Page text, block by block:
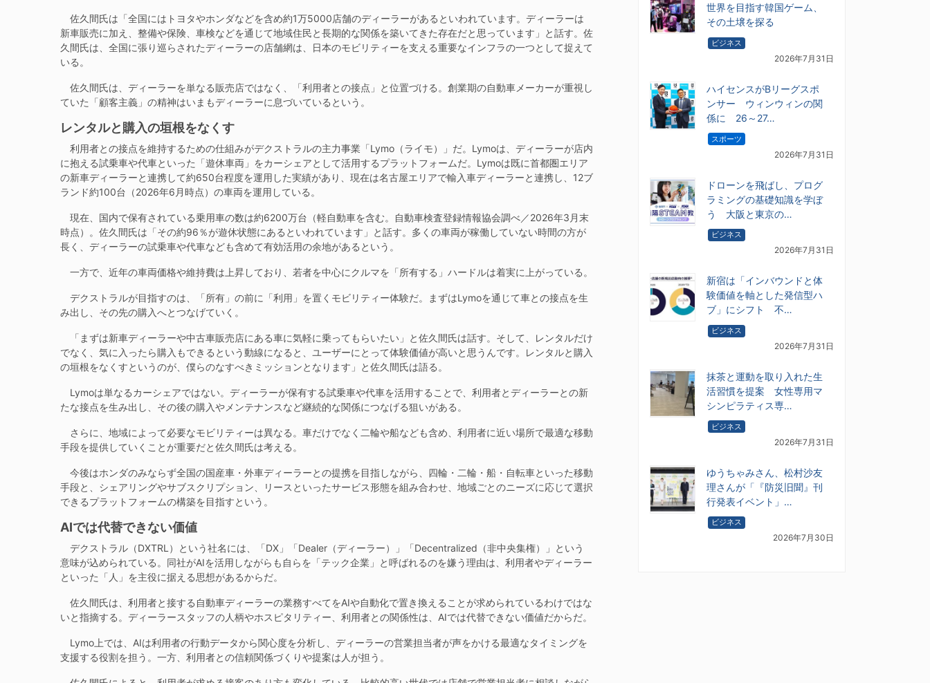
佐久間氏は「全国にはトヨタやホンダなどを含め約1万5000店舗のディーラーがあるといわれています。ディーラーは
新車販売に加え、整備や保険、車検などを通じて地域住民と長期的な関係を築いてきた存在だと思っています」と話す。佐
久間氏は、全国に張り巡らされたディーラーの店舗網は、日本のモビリティーを支える重要なインフラの一つとして捉えて
いる。
佐久間氏は、ディーラーを単なる販売店ではなく、「利用者との接点」と位置づける。創業期の自動車メーカーが重視し
ていた「顧客主義」の精神はいまもディーラーに息づいているという。
レンタルと購入の垣根をなくす
利用者との接点を維持するための仕組みがデクストラルの主力事業「Lymo（ライモ）」だ。Lymoは、ディーラーが店内
に抱える試乗車や代車といった「遊休車両」をカーシェアとして活用するプラットフォームだ。Lymoは既に首都圏エリア
の新車ディーラーと連携して約650台程度を運用した実績があり、現在は名古屋エリアで輸入車ディーラーと連携し、12ブ
ランド約100台（2026年6月時点）の車両を運用している。
現在、国内で保有されている乗用車の数は約6200万台（軽自動車を含む。自動車検査登録情報協会調べ／2026年3月末
時点）。佐久間氏は「その約96％が遊休状態にあるといわれています」と話す。多くの車両が稼働していない時間の方が
長く、ディーラーの試乗車や代車なども含めて有効活用の余地があるという。
一方で、近年の車両価格や維持費は上昇しており、若者を中心にクルマを「所有する」ハードルは着実に上がっている。
デクストラルが目指すのは、「所有」の前に「利用」を置くモビリティー体験だ。まずはLymoを通じて車との接点を生
み出し、その先の購入へとつなげていく。
「まずは新車ディーラーや中古車販売店にある車に気軽に乗ってもらいたい」と佐久間氏は話す。そして、レンタルだけ
でなく、気に入ったら購入もできるという動線になると、ユーザーにとって体験価値が高いと思うんです。レンタルと購入
の垣根をなくすというのが、僕らのなすべきミッションとなります」と佐久間氏は語る。
Lymoは単なるカーシェアではない。ディーラーが保有する試乗車や代車を活用することで、利用者とディーラーとの新
たな接点を生み出し、その後の購入やメンテナンスなど継続的な関係につなげる狙いがある。
さらに、地域によって必要なモビリティーは異なる。車だけでなく二輪や船なども含め、利用者に近い場所で最適な移動
手段を提供していくことが重要だと佐久間氏は考える。
今後はホンダのみならず全国の国産車・外車ディーラーとの提携を目指しながら、四輪・二輪・船・自転車といった移動
手段と、シェアリングやサブスクリプション、リースといったサービス形態を組み合わせ、地域ごとのニーズに応じて選択
できるプラットフォームの構築を目指すという。
AIでは代替できない価値
デクストラル（DXTRL）という社名には、「DX」「Dealer（ディーラー）」「Decentralized（非中央集権）」という
意味が込められている。同社がAIを活用しながらも自らを「テック企業」と呼ばれるのを嫌う理由は、利用者やディーラー
といった「人」を主役に据える思想があるからだ。
佐久間氏は、利用者と接する自動車ディーラーの業務すべてをAIや自動化で置き換えることが求められているわけではな
いと指摘する。ディーラースタッフの人柄やホスピタリティー、利用者との関係性は、AIでは代替できない価値だからだ。
Lymo上では、AIは利用者の行動データから関心度を分析し、ディーラーの営業担当者が声をかける最適なタイミングを
支援する役割を担う。一方、利用者との信頼関係づくりや提案は人が担う。
世界を目指す韓国ゲーム、
その土壌を探る
ビジネス
2026年7月31日
ハイセンスがBリーグスポ
ンサー ウィンウィンの関
係に 26～27…
スポーツ
2026年7月31日
ドローンを飛ばし、プログ
ラミングの基礎知識を学ぼ
う 大阪と東京の…
ビジネス
2026年7月31日
新宿は「インバウンドと体
験価値を軸とした発信型ハ
ブ」にシフト 不…
ビジネス
2026年7月31日
抹茶と運動を取り入れた生
活習慣を提案 女性専用マ
シンピラティス専…
ビジネス
2026年7月31日
ゆうちゃみさん、松村沙友
理さんが「『防災旧聞』刊
行発表イベント」…
ビジネス
2026年7月30日